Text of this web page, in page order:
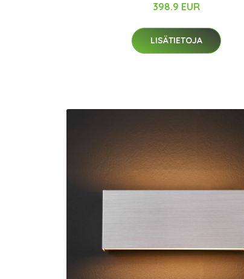
398.9 EUR
LISÄTIETOJA